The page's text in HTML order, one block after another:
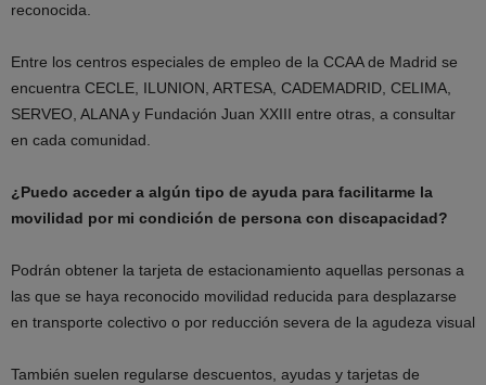
reconocida.
Entre los centros especiales de empleo de la CCAA de Madrid se
encuentra CECLE, ILUNION, ARTESA, CADEMADRID, CELIMA,
SERVEO, ALANA y Fundación Juan XXIII entre otras, a consultar
en cada comunidad.
¿Puedo acceder a algún tipo de ayuda para facilitarme la
movilidad por mi condición de persona con discapacidad?
Podrán obtener la tarjeta de estacionamiento aquellas personas a
las que se haya reconocido movilidad reducida para desplazarse
en transporte colectivo o por reducción severa de la agudeza visual
También suelen regularse descuentos, ayudas y tarjetas de